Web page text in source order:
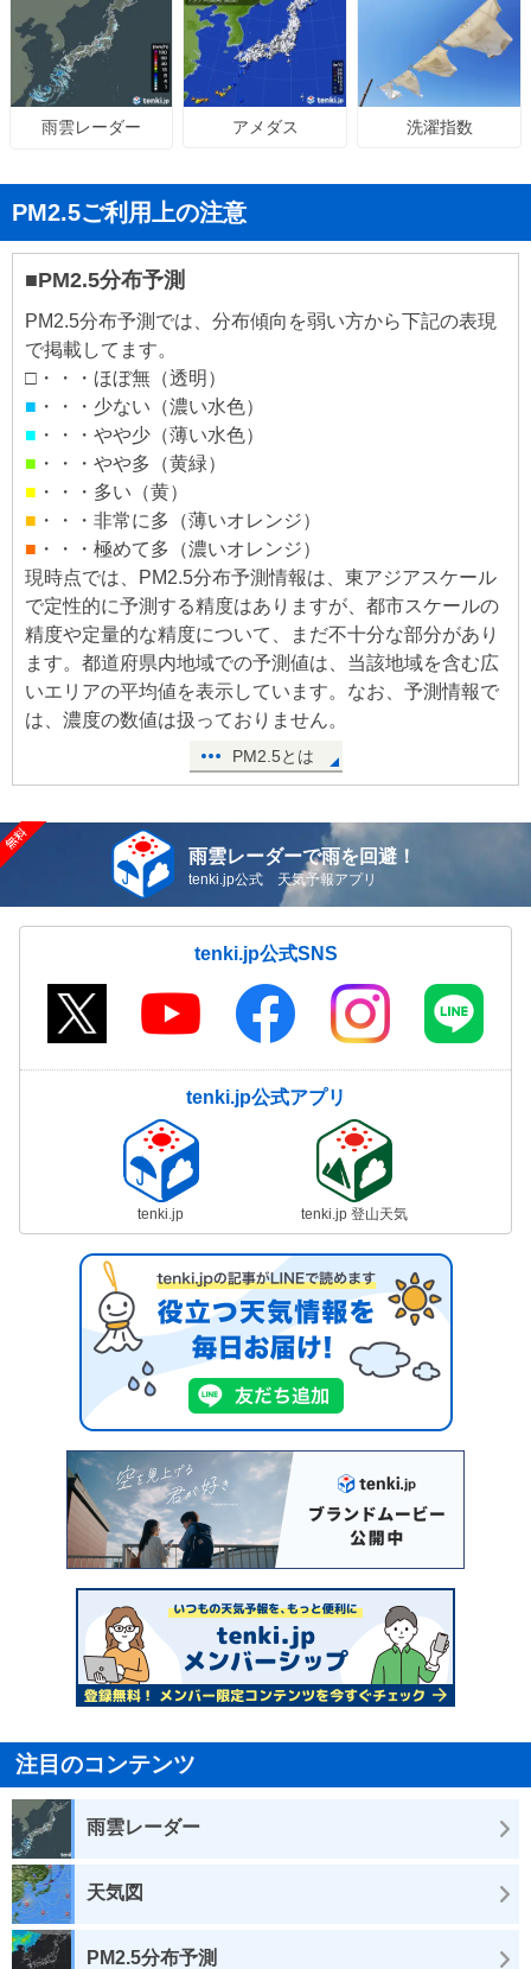
雨雲レーダー アメダス 洗濯指数
PM2.5ご利用上の注意
■PM2.5分布予測
PM2.5分布予測では、分布傾向を弱い方から下記の表現
で掲載してます。
□・・・ほぼ無（透明）
■ ・・・少ない（濃い水色）
■ ・・・やや少（薄い水色）
■ ・・・やや多（黄緑）
■ ・・・多い（黄）
■ ・・・非常に多（薄いオレンジ）
■ ・・・極めて多（濃いオレンジ）
現時点では、PM2.5分布予測情報は、東アジアスケール
で定性的に予測する精度はありますが、都市スケールの
精度や定量的な精度について、まだ不十分な部分があり
ます。都道府県内地域での予測値は、当該地域を含む広
いエリアの平均値を表示しています。なお、予測情報で
は、濃度の数値は扱っておりません。
PM2.5とは
雨雲レーダーで雨を回避！
tenki.jp公式 天気予報アプリ
tenki.jp公式SNS
tenki.jp公式アプリ
tenki.jp tenki.jp 登山天気
注目のコンテンツ
雨雲レーダー
天気図
PM2.5分布予測